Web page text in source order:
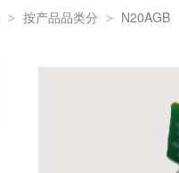
> 按产品品类分 > N20AGB